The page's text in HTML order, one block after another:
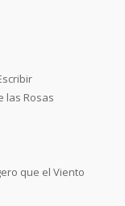
las Rosas
que el Viento